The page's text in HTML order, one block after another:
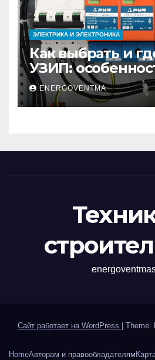
ЭЛЕКТРИКА И ЭЛЕКТРОНИКА
Как выбрать и
УЗИП:
устройств
импульсных
ENERGOVENTMA
Сайт работает на WordPress Theme:
HomeАвторам и правообладателям